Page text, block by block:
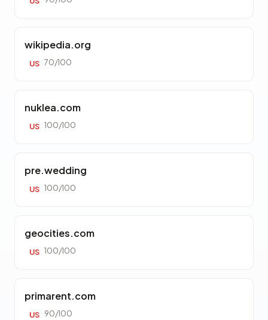
wikipedia.org
US 70/100
nuklea.com
US 100/100
pre.wedding
US 100/100
geocities.com
US 100/100
primarent.com
US 90/100